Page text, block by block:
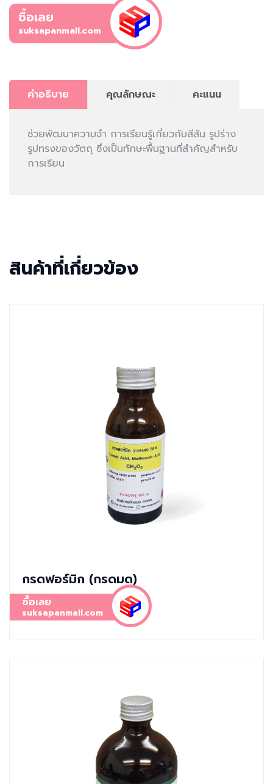
ซื้อเลย
suksapanmall.com
คำอธิบาย คุณลักษณะ คะแนน
ช่วยพัฒนาความจำ การเรียนรู้เกี่ยวกับสีสัน รูปร่าง
รูปทรงของวัตถุ ซึ่งเป็นทักษะพื้นฐานที่สำคัญสำหรับ
การเรียน
สินค้าที่เกี่ยวข้อง
กรดฟอร์มิก (กรดมด)
ซื้อเลย
suksapanmall.com